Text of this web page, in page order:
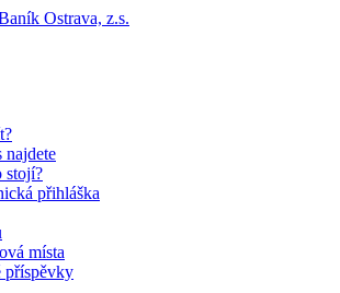
najdete
stojí?
přihláška
místa
příspěvky